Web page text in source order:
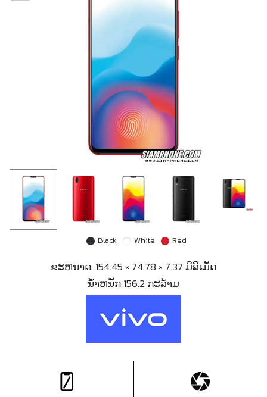
Black White Red
ຂະຫນາດ: 154.45 × 74.78 × 7.37 ມິລິເມັດ
ນ້ຳຫນັກ 156.2 ກະລ້າມ